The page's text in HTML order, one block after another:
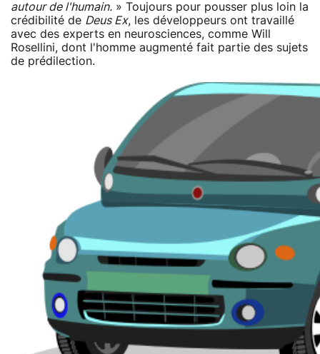
autour de l'humain. » Toujours pour pousser plus loin la
crédibilité de Deus Ex, les développeurs ont travaillé
avec des experts en neurosciences, comme Will
Rosellini, dont l'homme augmenté fait partie des sujets
de prédilection.